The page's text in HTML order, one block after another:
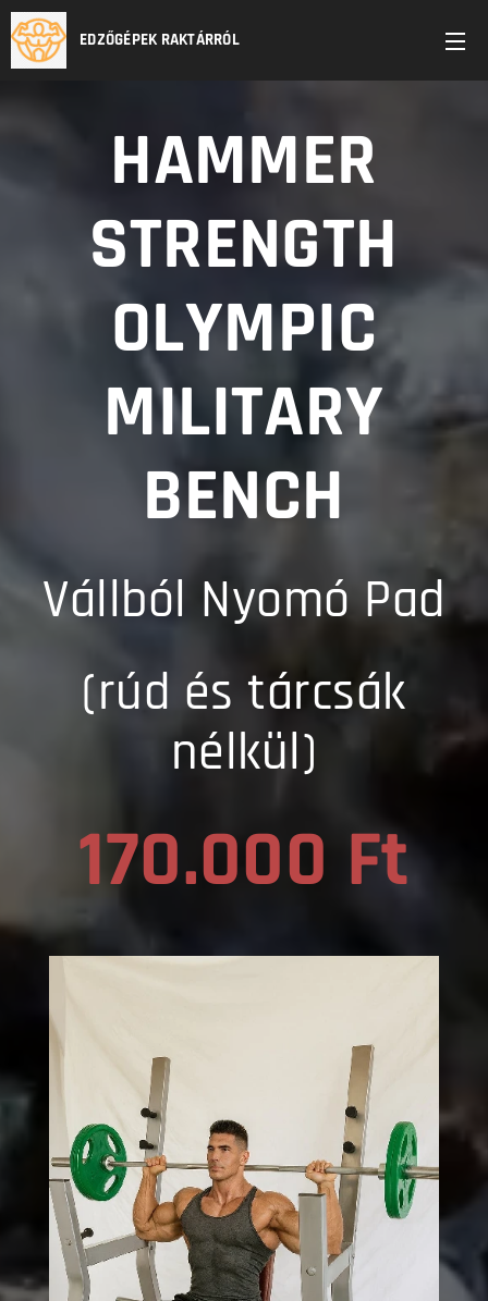
EDZŐGÉPEK RAKTÁRRÓL
HAMMER
STRENGTH
OLYMPIC
MILITARY
BENCH
Vállból Nyomó Pad
(rúd és tárcsák
nélkül)
170.000 Ft